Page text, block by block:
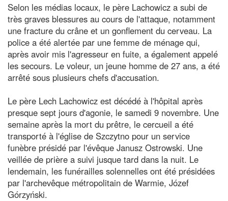
Selon les médias locaux, le père Lachowicz a subi de
très graves blessures au cours de l'attaque, notamment
une fracture du crâne et un gonflement du cerveau. La
police a été alertée par une femme de ménage qui,
après avoir mis l'agresseur en fuite, a également appelé
les secours. Le voleur, un jeune homme de 27 ans, a été
arrêté sous plusieurs chefs d'accusation.
Le père Lech Lachowicz est décédé à l'hôpital après
presque sept jours d'agonie, le samedi 9 novembre. Une
semaine après la mort du prêtre, le cercueil a été
transporté à l'église de Szczytno pour un service
funèbre présidé par l'évêque Janusz Ostrowski. Une
veillée de prière a suivi jusque tard dans la nuit. Le
lendemain, les funérailles solennelles ont été présidées
par l'archevêque métropolitain de Warmie, Józef
Górzyński.